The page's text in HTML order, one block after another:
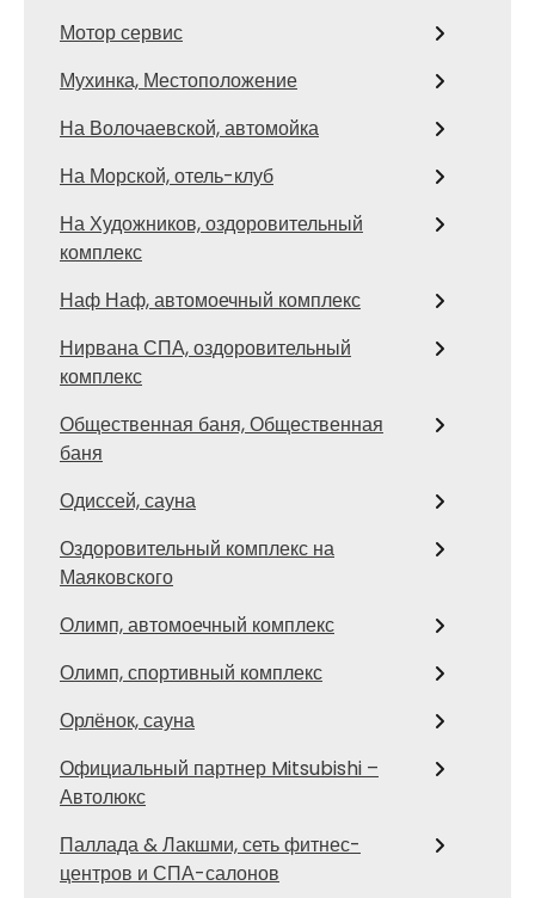
Мотор сервис
Мухинка, Местоположение
На Волочаевской, автомойка
На Морской, отель-клуб
На Художников, оздоровительный
комплекс
Наф Наф, автомоечный комплекс
Нирвана СПА, оздоровительный
комплекс
Общественная баня, Общественная
баня
Одиссей, сауна
Оздоровительный комплекс на
Маяковского
Олимп, автомоечный комплекс
Олимп, спортивный комплекс
Орлёнок, сауна
Официальный партнер Mitsubishi –
Автолюкс
Паллада & Лакшми, сеть фитнес-
центров и СПА-салонов